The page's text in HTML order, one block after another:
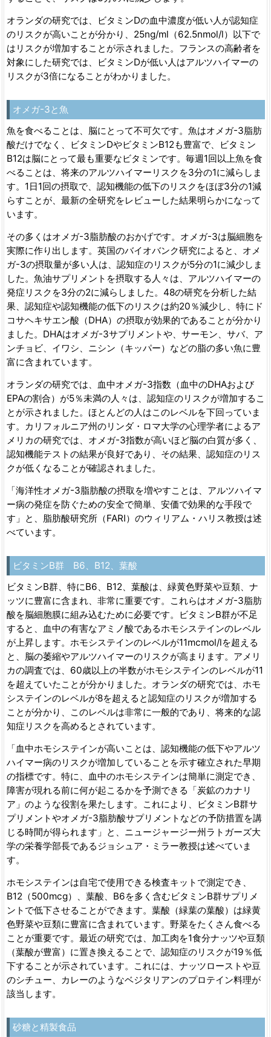
オランダの研究では、ビタミンDの血中濃度が低い人が認知症
のリスクが高いことが分かり、25ng/ml（62.5nmol/l）以下で
はリスクが増加することが示されました。フランスの高齢者を
対象にした研究では、ビタミンDが低い人はアルツハイマーの
リスクが3倍になることがわかりました。
オメガ-3と魚
魚を食べることは、脳にとって不可欠です。魚はオメガ-3脂肪
酸だけでなく、ビタミンDやビタミンB12も豊富で、ビタミン
B12は脳にとって最も重要なビタミンです。毎週1回以上魚を食
べることは、将来のアルツハイマーリスクを3分の1に減らしま
す。1日1回の摂取で、認知機能の低下のリスクをほぼ3分の1減
らすことが、最新の全研究をレビューした結果明らかになって
います。
その多くはオメガ-3脂肪酸のおかげです。オメガ-3は脳細胞を
実際に作り出します。英国のバイオバンク研究によると、オメ
ガ-3の摂取量が多い人は、認知症のリスクが5分の1に減少しま
した。魚油サプリメントを摂取する人々は、アルツハイマーの
発症リスクを3分の2に減らしました。48の研究を分析した結
果、認知症や認知機能の低下のリスクは約20％減少し、特にド
コサヘキサエン酸（DHA）の摂取が効果的であることが分かり
ました。DHAはオメガ-3サプリメントや、サーモン、サバ、ア
ンチョビ、イワシ、ニシン（キッパー）などの脂の多い魚に豊
富に含まれています。
オランダの研究では、血中オメガ-3指数（血中のDHAおよび
EPAの割合）が5％未満の人々は、認知症のリスクが増加するこ
とが示されました。ほとんどの人はこのレベルを下回っていま
す。カリフォルニア州のリンダ・ロマ大学の心理学者によるア
メリカの研究では、オメガ-3指数が高いほど脳の白質が多く、
認知機能テストの結果が良好であり、その結果、認知症のリス
クが低くなることが確認されました。
「海洋性オメガ-3脂肪酸の摂取を増やすことは、アルツハイマ
ー病の発症を防ぐための安全で簡単、安価で効果的な手段で
す」と、脂肪酸研究所（FARI）のウィリアム・ハリス教授は述
べています。
ビタミンB群 B6、B12、葉酸
ビタミンB群、特にB6、B12、葉酸は、緑黄色野菜や豆類、ナ
ッツに豊富に含まれ、非常に重要です。これらはオメガ-3脂肪
酸を脳細胞膜に組み込むために必要です。ビタミンB群が不足
すると、血中の有害なアミノ酸であるホモシステインのレベル
が上昇します。ホモシステインのレベルが11mcmol/lを超える
と、脳の萎縮やアルツハイマーのリスクが高まります。アメリ
カの調査では、60歳以上の半数がホモシステインのレベルが11
を超えていたことが分かりました。オランダの研究では、ホモ
システインのレベルが8を超えると認知症のリスクが増加する
ことが分かり、このレベルは非常に一般的であり、将来的な認
知症リスクを高めるとされています。
「血中ホモシステインが高いことは、認知機能の低下やアルツ
ハイマー病のリスクが増加していることを示す確立された早期
の指標です。特に、血中のホモシステインは簡単に測定でき、
障害が現れる前に何が起こるかを予測できる「炭鉱のカナリ
ア」のような役割を果たします。これにより、ビタミンB群サ
プリメントやオメガ-3脂肪酸サプリメントなどの予防措置を講
じる時間が得られます」と、ニュージャージー州ラトガーズ大
学の栄養学部長であるジョシュア・ミラー教授は述べていま
す。
ホモシステインは自宅で使用できる検査キットで測定でき、
B12（500mcg）、葉酸、B6を多く含むビタミンB群サプリメ
ントで低下させることができます。葉酸（緑葉の葉酸）は緑黄
色野菜や豆類に豊富に含まれています。野菜をたくさん食べる
ことが重要です。最近の研究では、加工肉を1食分ナッツや豆類
（葉酸が豊富）に置き換えることで、認知症のリスクが19％低
下することが示されています。これには、ナッツローストや豆
のシチュー、カレーのようなベジタリアンのプロテイン料理が
該当します。
砂糖と精製食品